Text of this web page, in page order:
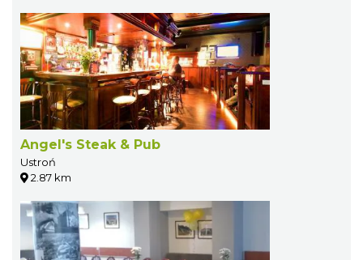
Angel's Steak & Pub
Ustroń
2.87 km